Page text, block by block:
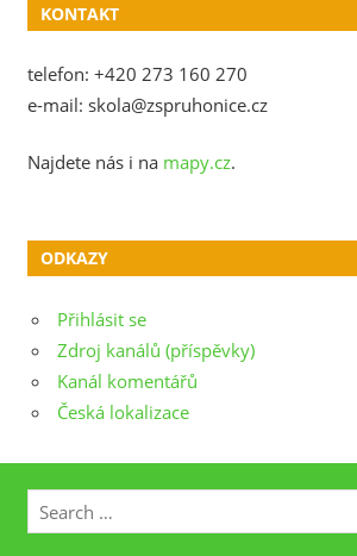
KONTAKT
telefon: +420 273 160 270
e-mail: skola@zspruhonice.cz
Najdete nás i na mapy.cz.
ODKAZY
Přihlásit se
Zdroj kanálů (příspěvky)
Kanál komentářů
Česká lokalizace